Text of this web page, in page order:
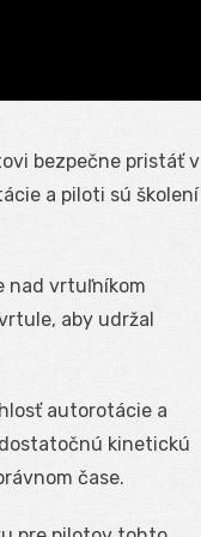
bezpečne pristáť v
a piloti sú školení
nad vrtuľníkom
aby udržal
autorotácie a
kinetickú
čase.